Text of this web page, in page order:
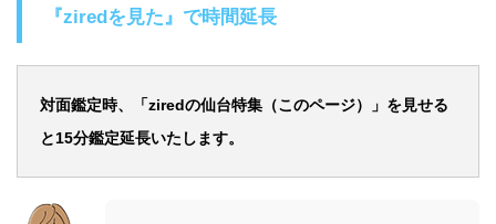
『ziredを見た』で時間延長
対面鑑定時、「ziredの仙台特集（このページ）」を見せる
と15分鑑定延長いたします。